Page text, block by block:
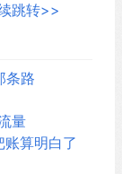
跳转>>
条路
量
算明白了